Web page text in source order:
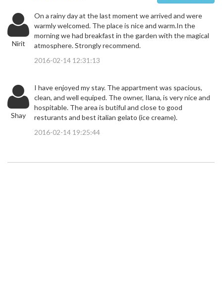
Nirit
On a rainy day at the last moment we arrived and were
warmly welcomed. The place is nice and warm.In the
morning we had breakfast in the garden with the magical
atmosphere. Strongly recommend.
2016-02-14 12:31:13
Shay
I have enjoyed my stay. The appartment was spacious,
clean, and well equiped. The owner, Ilana, is very nice and
hospitable. The area is butiful and close to good
resturants and best italian gelato (ice creame).
2016-02-14 19:25:44